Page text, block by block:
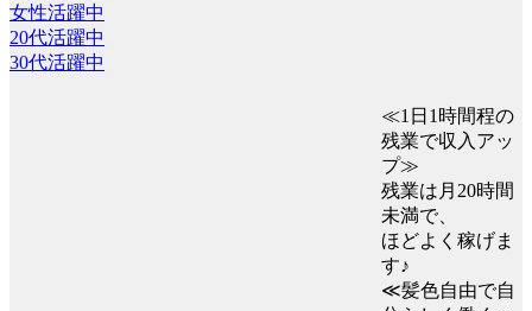
女性活躍中
20代活躍中
30代活躍中
≪1日1時間程の
残業で収入アッ
プ≫
残業は月20時間
未満で、
ほどよく稼げま
す♪
≪髪色自由で自